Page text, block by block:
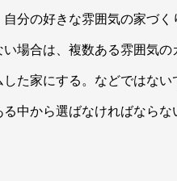
自分の好きな雰囲気の家づ
場合は、複数ある雰囲気の
した家にする。などではな
る中から選ばなければならな